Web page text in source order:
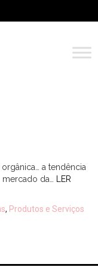
a tendência
da…
LER
, Produtos e Serviços